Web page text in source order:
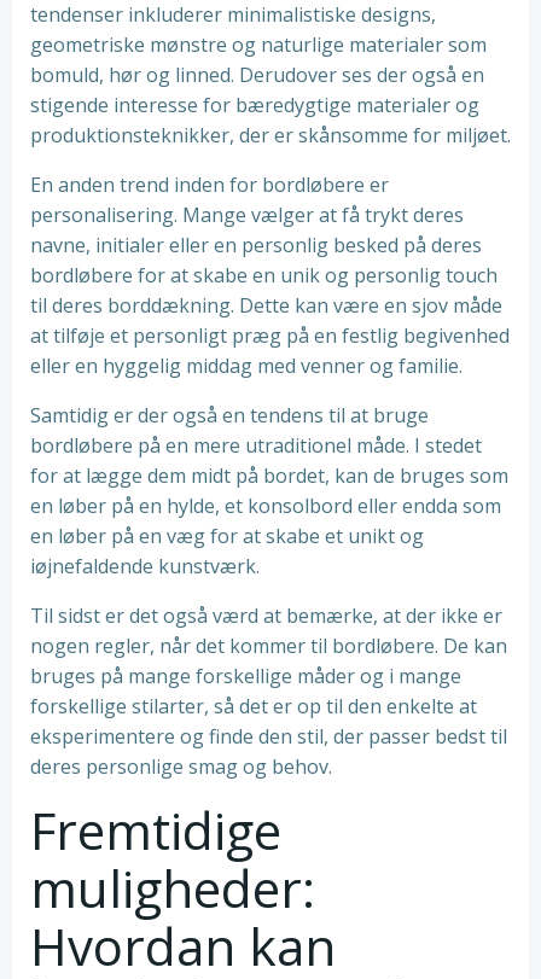
tendenser inkluderer minimalistiske designs,
geometriske mønstre og naturlige materialer som
bomuld, hør og linned. Derudover ses der også en
stigende interesse for bæredygtige materialer og
produktionsteknikker, der er skånsomme for miljøet.
En anden trend inden for bordløbere er
personalisering. Mange vælger at få trykt deres
navne, initialer eller en personlig besked på deres
bordløbere for at skabe en unik og personlig touch
til deres borddækning. Dette kan være en sjov måde
at tilføje et personligt præg på en festlig begivenhed
eller en hyggelig middag med venner og familie.
Samtidig er der også en tendens til at bruge
bordløbere på en mere utraditionel måde. I stedet
for at lægge dem midt på bordet, kan de bruges som
en løber på en hylde, et konsolbord eller endda som
en løber på en væg for at skabe et unikt og
iøjnefaldende kunstværk.
Til sidst er det også værd at bemærke, at der ikke er
nogen regler, når det kommer til bordløbere. De kan
bruges på mange forskellige måder og i mange
forskellige stilarter, så det er op til den enkelte at
eksperimentere og finde den stil, der passer bedst til
deres personlige smag og behov.
Fremtidige
muligheder:
Hvordan kan